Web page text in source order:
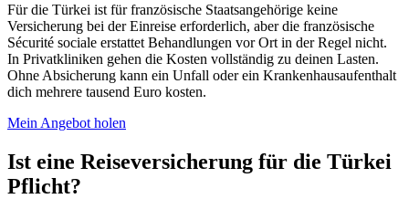
Für die Türkei ist für französische Staatsangehörige keine
Versicherung bei der Einreise erforderlich, aber die französische
Sécurité sociale erstattet Behandlungen vor Ort in der Regel nicht.
In Privatkliniken gehen die Kosten vollständig zu deinen Lasten.
Ohne Absicherung kann ein Unfall oder ein Krankenhausaufenthalt
dich mehrere tausend Euro kosten.
Mein Angebot holen
Ist eine Reiseversicherung für die Türkei
Pflicht?